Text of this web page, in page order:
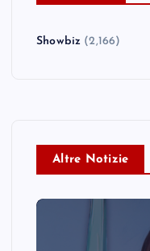
Showbiz (2,166)
Altre Notizie